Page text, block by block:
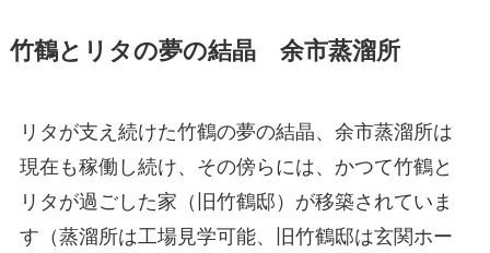
竹鶴とリタの夢の結晶 余市蒸溜所
リタが支え続けた竹鶴の夢の結晶、余市蒸溜所は
現在も稼働し続け、その傍らには、かつて竹鶴と
リタが過ごした家（旧竹鶴邸）が移築されていま
す（蒸溜所は工場見学可能、旧竹鶴邸は玄関ホー